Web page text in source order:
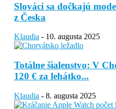
Slováci sa dočkajú
z Česka
Klaudia - 10. augusta 2025
Totálne šialenstvo: V
120 € za lehátko...
Klaudia - 8. augusta 2025